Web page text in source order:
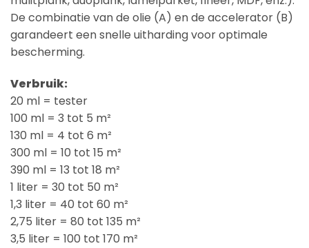
De combinatie van de olie (A) en de accelerator (B)
garandeert een snelle uitharding voor optimale
bescherming.
Verbruik:
20 ml = tester
100 ml = 3 tot 5 m²
130 ml = 4 tot 6 m²
300 ml = 10 tot 15 m²
390 ml = 13 tot 18 m²
1 liter = 30 tot 50 m²
1,3 liter = 40 tot 60 m²
2,75 liter = 80 tot 135 m²
3,5 liter = 100 tot 170 m²